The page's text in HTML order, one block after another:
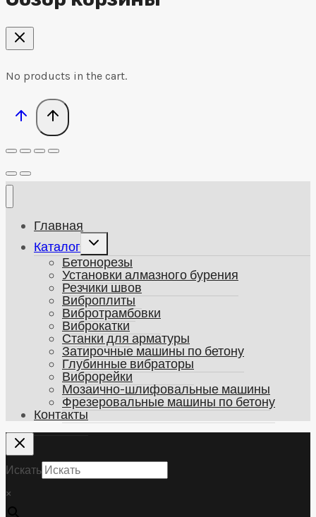
No products in the cart.
Главная
Каталог
Развернуть
дочернее
меню
Бетонорезы
Установки алмазного бурения
Резчики швов
Виброплиты
Вибротрамбовки
Виброкатки
Станки для арматуры
Затирочные машины по бетону
Глубинные вибраторы
Виброрейки
Мозаично-шлифовальные машины
Фрезеровальные машины по бетону
Контакты
Искать
×